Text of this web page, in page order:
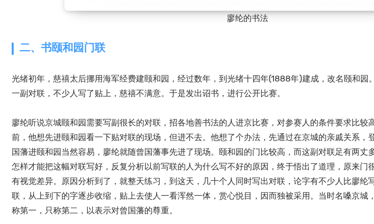
廖纶的书法
二、书颐和园门联
光绪初年，慈禧太后挪用海军经费建颐和园，经过数年，到光绪十四年(1888年)建成，改名颐和园
一副对联，不少人写了贴上，慈禧不满意。于是发出诏书，进行公开比赛。
廖纶听说京城颐和园需要写副很长的对联，招各地善书法的人进京比赛，对参赛人的条件要求比较
前，他想先进颐和园看一下贴对联的现场，但进不去。他想了个办法，先通过在京城的亲戚关系，
国藩进颐和园当然容易，廖纶就随曾国藩事先进了现场。颐和园的门比较高，而这副对联足有两丈
怎样才能把这幅对联写好，反复分析以前写联的人为什么写不好的原因，终于悟出了道理，原来门
有视觉差异。原因分析到了，就整天练习，到这天，几十个人同时写出对联，论字有不少人比廖纶
联，从上到下的字逐步收缩，贴上去使人一看浑然一体，赏心悦目，因而独被采用。当时名嗓京城
称第一，只称第二，以表示对曾国藩的尊重。